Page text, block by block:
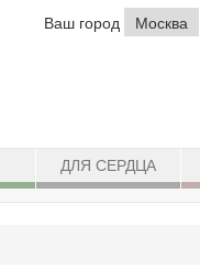
Ваш город Москва
ДЛЯ СЕРДЦА